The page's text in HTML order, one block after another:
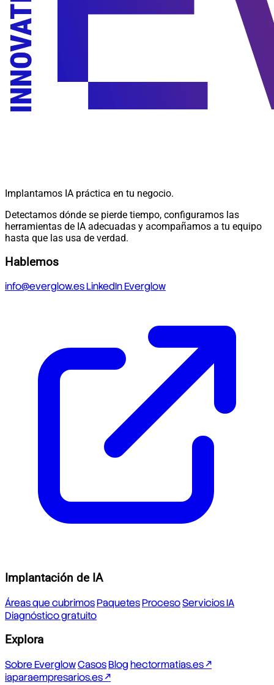
Implantamos IA práctica en tu negocio.
Detectamos dónde se pierde tiempo, configuramos las
herramientas de IA adecuadas y acompañamos a tu equipo
hasta que las usa de verdad.
Hablemos
info@everglow.esLinkedIn Everglow
Implantación de IA
Áreas que cubrimosPaquetesProcesoServicios IA
Diagnóstico gratuito
Explora
Sobre EverglowCasosBloghectormatias.es ↗
iaparaempresarios.es ↗